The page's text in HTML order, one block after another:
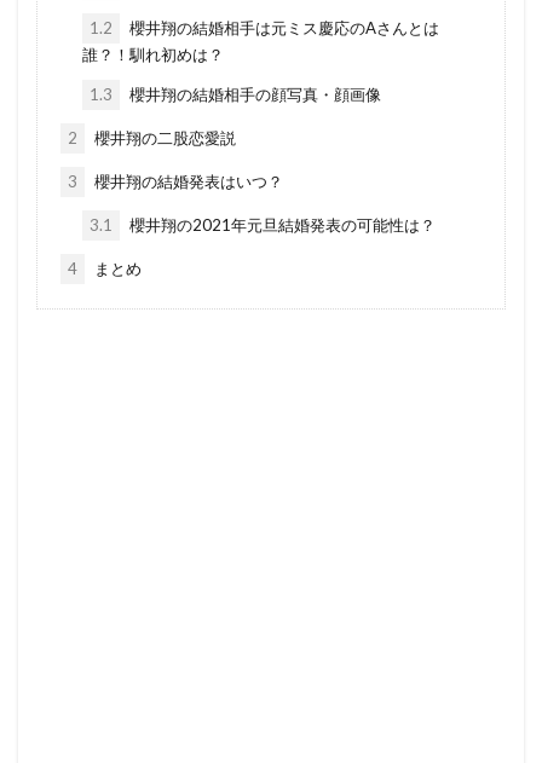
1.2
櫻井翔の結婚相手は元ミス慶応のAさんとは
誰？！馴れ初めは？
1.3 櫻井翔の結婚相手の顔写真・顔画像
2 櫻井翔の二股恋愛説
3 櫻井翔の結婚発表はいつ？
3.1 櫻井翔の2021年元旦結婚発表の可能性は？
4 まとめ